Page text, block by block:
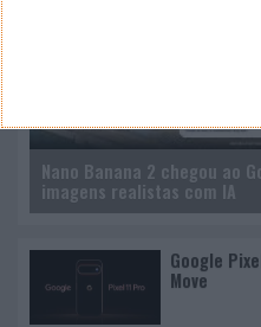
Nano Banana 2 chegou ao
imagens realistas com IA
Google
Move